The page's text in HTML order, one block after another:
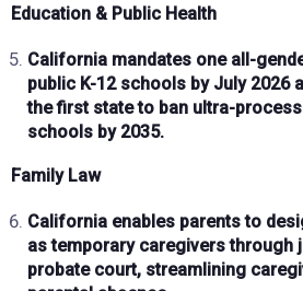
Education & Public Health
California mandates one all-
public K-12 schools by July 2026
thefirst stateto ban ultra-
schools by 2035.
Family Law
California enables parents to
as temporary caregiversthrough
probate court, streamlining